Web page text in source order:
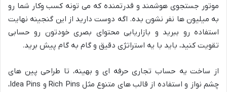
موتور جستجوی هوشمند و قدرتمنده که می تونه کسب وکار شما رو
به میلیون ها نفر نشون بده. اگه دوست دارید از این گنجینه نهایت
استفاده رو ببرید و بازاریابی محتوای بصری خودتون رو حسابی
تقویت کنید، باید با یه استراتژی دقیق و گام به گام پیش برید.
از ساخت یه حساب تجاری حرفه ای و بهینه، تا طراحی پین های
چشم نواز و استفاده از قالب های متنوع مثل Rich Pins و Idea Pins،